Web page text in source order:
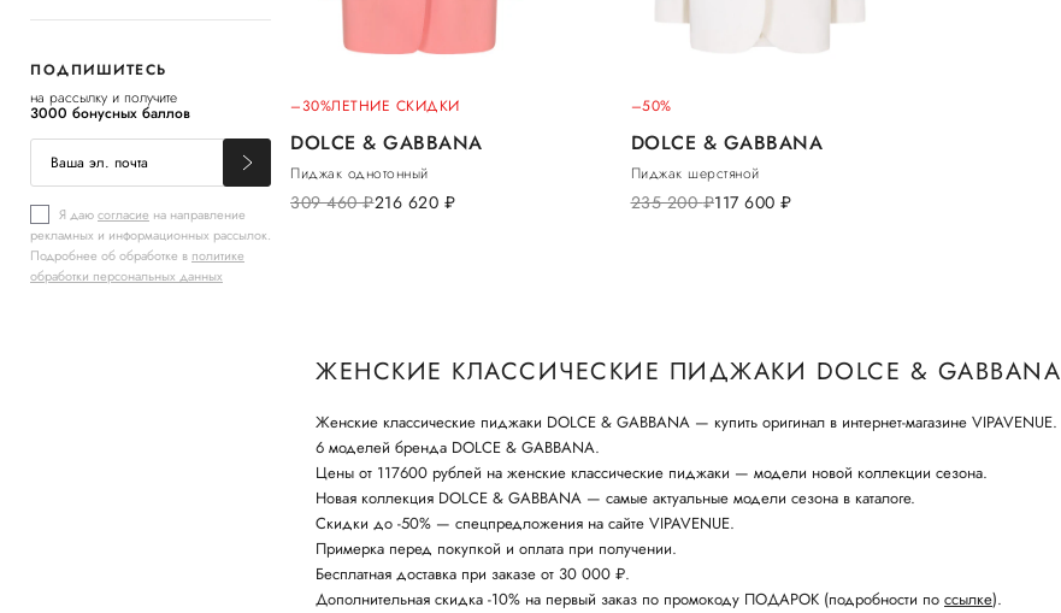
ПОДПИШИТЕСЬ
на рассылку и получите
3000 бонусных баллов
Я даюсогласие на направление
рекламных и информационных рассылок.
Подробнее об обработке в политике
обработки персональных данных
–30%ЛЕТНИЕ СКИДКИ
DOLCE & GABBANA
Пиджак однотонный
309 460руб.216 620 руб.
–50%
DOLCE & GABBANA
Пиджак шерстяной
235 200руб.117 600 руб.
ЖЕНСКИЕ КЛАССИЧЕСКИЕ ПИДЖАКИ DOLCE & GABBANA
Женские классические пиджаки DOLCE & GABBANA — купить оригинал в интернет-магазине VIPAVENUE.
6 моделей бренда DOLCE & GABBANA.
Цены от 117600 рублей на женские классические пиджаки — модели новой коллекции сезона.
Новая коллекция DOLCE & GABBANA — самые актуальные модели сезона в каталоге.
Скидки до -50% — спецпредложения на сайте VIPAVENUE.
Примерка перед покупкой и оплата при получении.
Бесплатная доставка при заказе от 30 000 ₽.
Дополнительная скидка -10% на первый заказ по промокоду ПОДАРОК (подробности по ссылке).